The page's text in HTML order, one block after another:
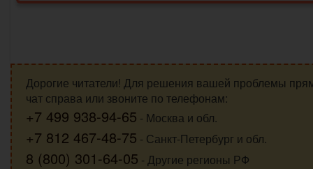
Дорогие читатели! Для решения вашей проблемы
чат справа или звоните по телефонам:
+7 499 938-94-65 - Москва и обл.
+7 812 467-48-75 - Санкт-Петербург и обл.
8 (800) 301-64-05 - Другие регионы РФ